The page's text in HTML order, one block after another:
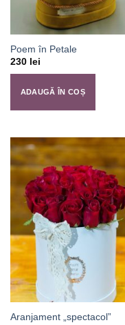
Poem în Petale
230 lei
ADAUGĂ ÎN COȘ
Aranjament „spectacol”